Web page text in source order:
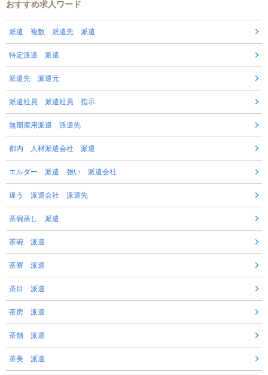
おすすめ求人ワード
派遣 複数 派遣先 派遣
特定派遣 派遣
派遣先 派遣元
派遣社員 派遣社員 指示
無期雇用派遣 派遣先
都内 人材派遣会社 派遣
エルダー 派遣 強い 派遣会社
違う 派遣会社 派遣先
茶碗蒸し 派遣
茶碗 派遣
茶寮 派遣
茶目 派遣
茶房 派遣
茶舗 派遣
茶美 派遣